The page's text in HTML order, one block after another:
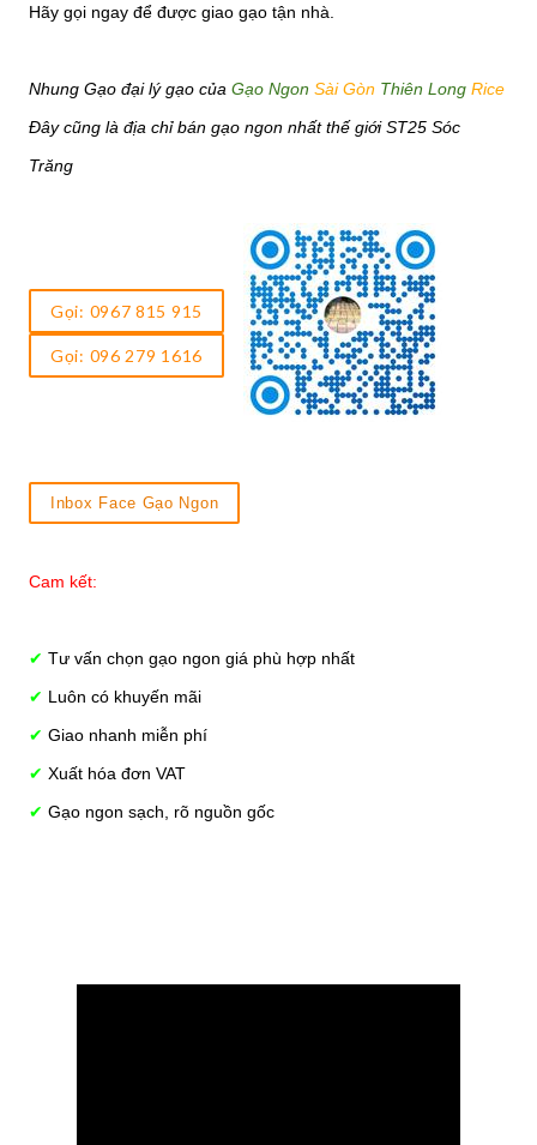
Hãy gọi ngay để được giao gạo tận nhà.
Nhung Gạo đại lý gạo của Gạo Ngon Sài Gòn Thiên Long Rice
Đây cũng là địa chỉ bán gạo ngon nhất thế giới ST25 Sóc
Trăng
Gọi: 0967 815 915
Gọi: 096 279 1616
Inbox Face Gạo Ngon
Cam kết:
✔ Tư vấn chọn gạo ngon giá phù hợp nhất
✔ Luôn có khuyến mãi
✔ Giao nhanh miễn phí
✔ Xuất hóa đơn VAT
✔ Gạo ngon sạch, rõ nguồn gốc